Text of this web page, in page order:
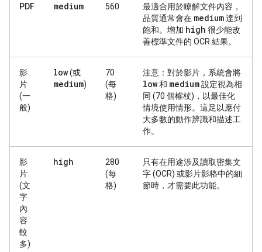
PDF medium 560
最適合用於瞭解文件內容，
品質通常會在 medium達到
飽和。增加 high 很少能改
善標準文件的 OCR 結果。
影
片
(一
般)
low(或
medium)
70
(每
格)
注意： 對於影片，系統會將
low和 medium設定視為相
同 (70 個權杖)，以最佳化
情境使用情形。這足以應付
大多數的動作辨識和描述工
作。
影
片
(文
字
內
容
較
多)
high
280
(每
格)
只有在用途涉及讀取密集文
字 (OCR) 或影片影格中的細
節時，才需要此功能。